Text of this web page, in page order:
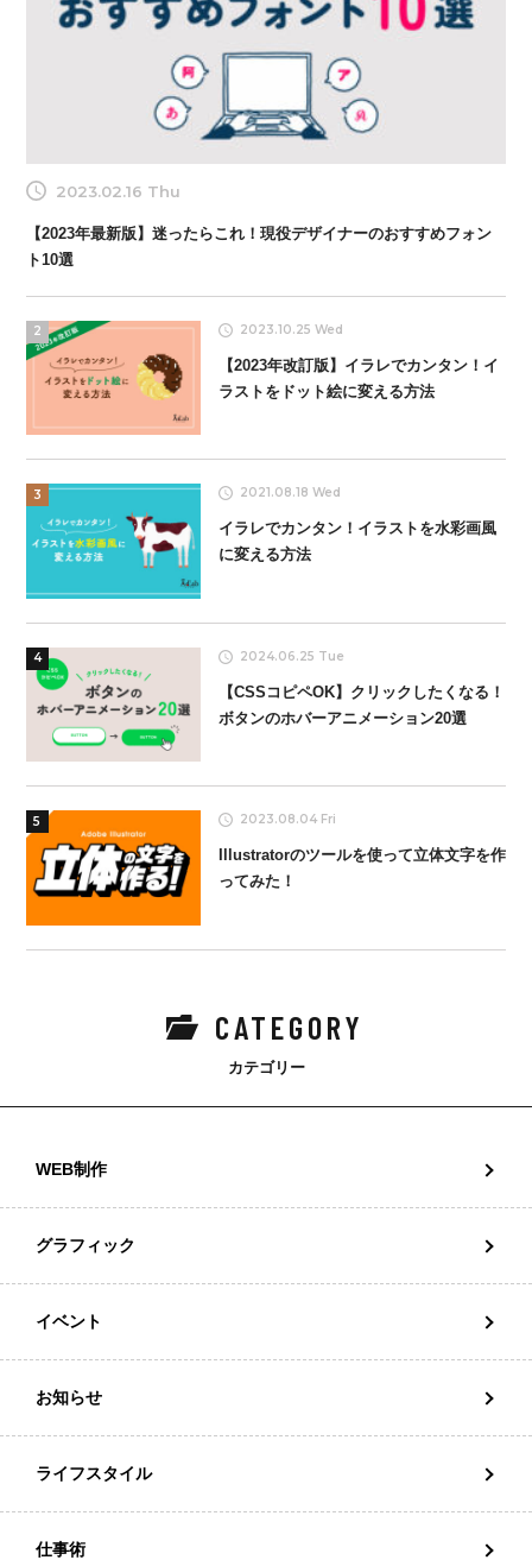
2023.02.16 Thu
【2023年最新版】迷ったらこれ！現役デザイナーのおすすめフォン
ト10選
2 2023.10.25 Wed
【2023年改訂版】イラレでカンタン！イ
ラストをドット絵に変える方法
3 2021.08.18 Wed
イラレでカンタン！イラストを水彩画風
に変える方法
4 2024.06.25 Tue
【CSSコピペOK】クリックしたくなる！
ボタンのホバーアニメーション20選
5 2023.08.04 Fri
Illustratorのツールを使って立体文字を作
ってみた！
CATEGORY
カテゴリー
WEB制作
グラフィック
イベント
お知らせ
ライフスタイル
仕事術